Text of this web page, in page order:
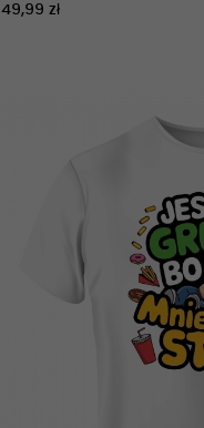
49,99 zł